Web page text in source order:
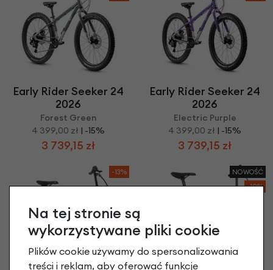
Early Rider Seeker 24
2026
Forest Green
4 399,00 zł | -15%
3 739,15 zł
Early Rider Seeker 24
2026
Electric Purple
4 399,00 zł | -15%
3 739,15 zł
-13%
NOWOŚĆ
-10%
Na tej stronie są
wykorzystywane pliki cookie
Plików cookie używamy do spersonalizowania
treści i reklam, aby oferować funkcje